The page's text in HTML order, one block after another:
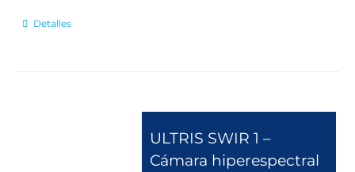
Detalles
ULTRIS SWIR 1 –
Cámara hiperespectral